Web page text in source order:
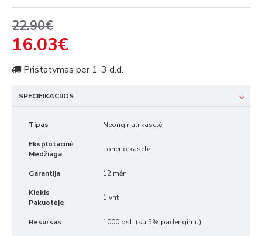
22.90€
16.03€
Pristatymas per 1-3 d.d.
SPECIFIKACIJOS
Tipas Neoriginali kasetė
Eksplotacinė
Medžiaga
Tonerio kasetė
Garantija 12 mėn
Kiekis
Pakuotėje
1 vnt
Resursas 1000 psl. (su 5% padengimu)